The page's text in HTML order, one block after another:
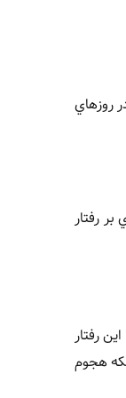
روزهاي
رفتار
به 36 ميليون تومان رسيد. اين رفتار
هجوم